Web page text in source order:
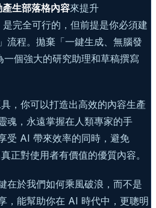
生部落格內容來提升
完全可行的，但前提是你必須建
流程。拋棄「一鍵生成、無腦發
個強大的研究助理和草稿撰寫
，你可以打造出高效的內容生產
魂，永遠掌握在人類專家的手
受 AI 帶來效率的同時，避免
正對使用者有價值的優質內容。
在於我們如何乘風破浪，而不是
，能幫助你在 AI 時代中，更聰明